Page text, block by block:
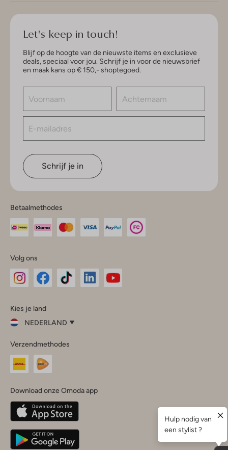
Let's keep in touch!
Blijf op de hoogte van de nieuwste items en exclusieve
deals, speciaal voor jou. Schrijf je in voor de nieuwsbrief
en maak kans op € 150,- shoptegoed.
Schrijf je in
Betaalmethodes
Volg ons
InstagramFacebook
Kies je land
NEDERLAND
je
land
Nederland
Belgique(Français)
Deutschland
Verzendmethodes
Download onze Omoda app